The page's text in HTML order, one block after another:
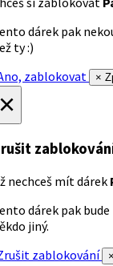
dárek pak
ty :)
zablokovat
×
nechceš mít dárek
dárek pak
jiný.
zablokování